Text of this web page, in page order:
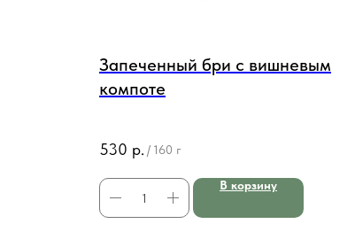
Запеченный бри с вишневым
компоте
530 р. / 160 г
В корзину